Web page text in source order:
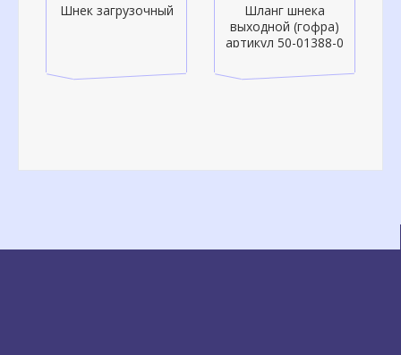
Шланг шнека
Шланг шнека
выходной (гофра)
артикул 50-01335-0